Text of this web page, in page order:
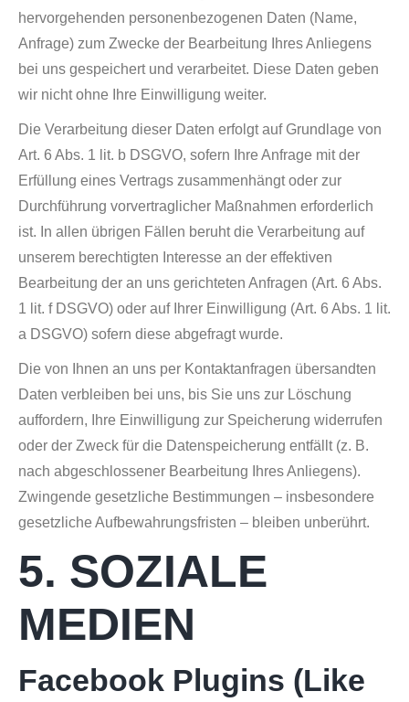
hervorgehenden personenbezogenen Daten (Name,
Anfrage) zum Zwecke der Bearbeitung Ihres Anliegens
bei uns gespeichert und verarbeitet. Diese Daten geben
wir nicht ohne Ihre Einwilligung weiter.
Die Verarbeitung dieser Daten erfolgt auf Grundlage von
Art. 6 Abs. 1 lit. b DSGVO, sofern Ihre Anfrage mit der
Erfüllung eines Vertrags zusammenhängt oder zur
Durchführung vorvertraglicher Maßnahmen erforderlich
ist. In allen übrigen Fällen beruht die Verarbeitung auf
unserem berechtigten Interesse an der effektiven
Bearbeitung der an uns gerichteten Anfragen (Art. 6 Abs.
1 lit. f DSGVO) oder auf Ihrer Einwilligung (Art. 6 Abs. 1 lit.
a DSGVO) sofern diese abgefragt wurde.
Die von Ihnen an uns per Kontaktanfragen übersandten
Daten verbleiben bei uns, bis Sie uns zur Löschung
auffordern, Ihre Einwilligung zur Speicherung widerrufen
oder der Zweck für die Datenspeicherung entfällt (z. B.
nach abgeschlossener Bearbeitung Ihres Anliegens).
Zwingende gesetzliche Bestimmungen – insbesondere
gesetzliche Aufbewahrungsfristen – bleiben unberührt.
5. SOZIALE
MEDIEN
Facebook Plugins (Like